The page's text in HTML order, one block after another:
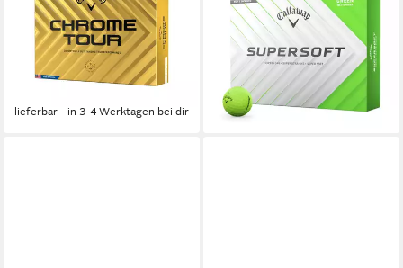
Tour (1 Dutzend) 12 Stück
Weiß, herausragende
Leistung
65,00 €
lieferbar - in 3-4 Werktagen bei dir
Supersoft 2025 Grün 1
Dutzend
30,00 € UVP35,00 €
-14%
lieferbar - in 4-5 Werktagen bei dir